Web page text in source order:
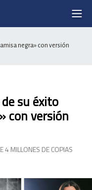
negra» con versión
su éxito
con versión
4 MILLONES DE COPIAS